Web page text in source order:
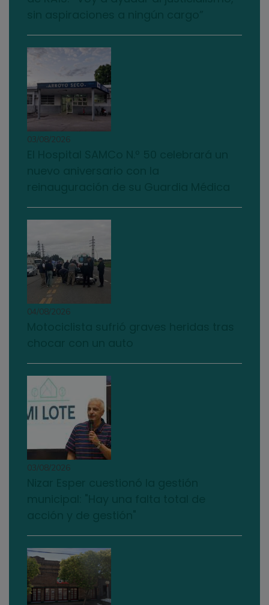
03/08/2026
04/08/2026
03/08/2026